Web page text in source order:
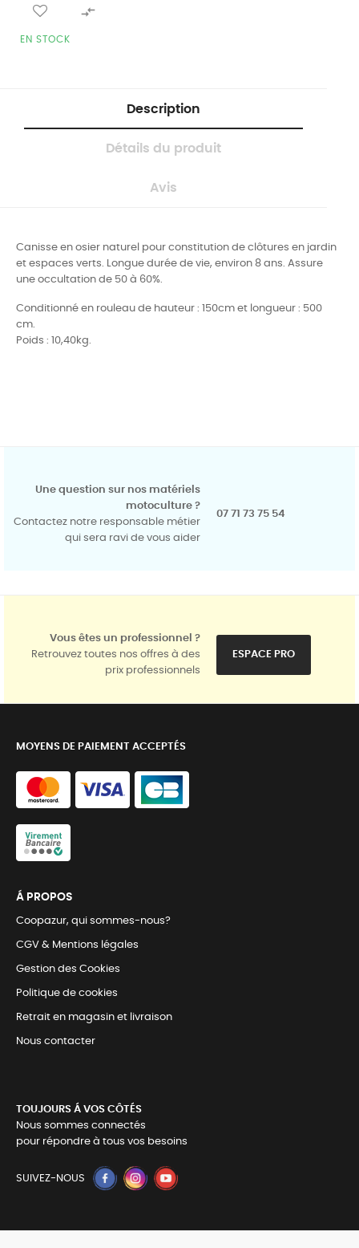

EN STOCK
Description
Détails du produit
Avis
Canisse en osier naturel pour constitution de clôtures en jardin
et espaces verts. Longue durée de vie, environ 8 ans. Assure
une occultation de 50 à 60%.
Conditionné en rouleau de hauteur : 150cm et l ongueur : 500
cm.
Poids : 10,40kg.
Une question sur nos matériels
motoculture ?
Contactez notre responsable métier
qui sera ravi de vous aider
07 71 73 75 54
Vous êtes un professionnel ?
Retrouvez toutes nos offres à des
prix professionnels
ESPACE PRO
MOYENS DE PAIEMENT ACCEPTÉS
Á PROPOS
Coopazur, qui sommes-nous?
CGV & Mentions légales
Gestion des Cookies
Politique de cookies
Retrait en magasin et livraison
Nous contacter
TOUJOURS Á VOS CÔTÉS
Nous sommes connectés
pour répondre à tous vos besoins
SUIVEZ-NOUS